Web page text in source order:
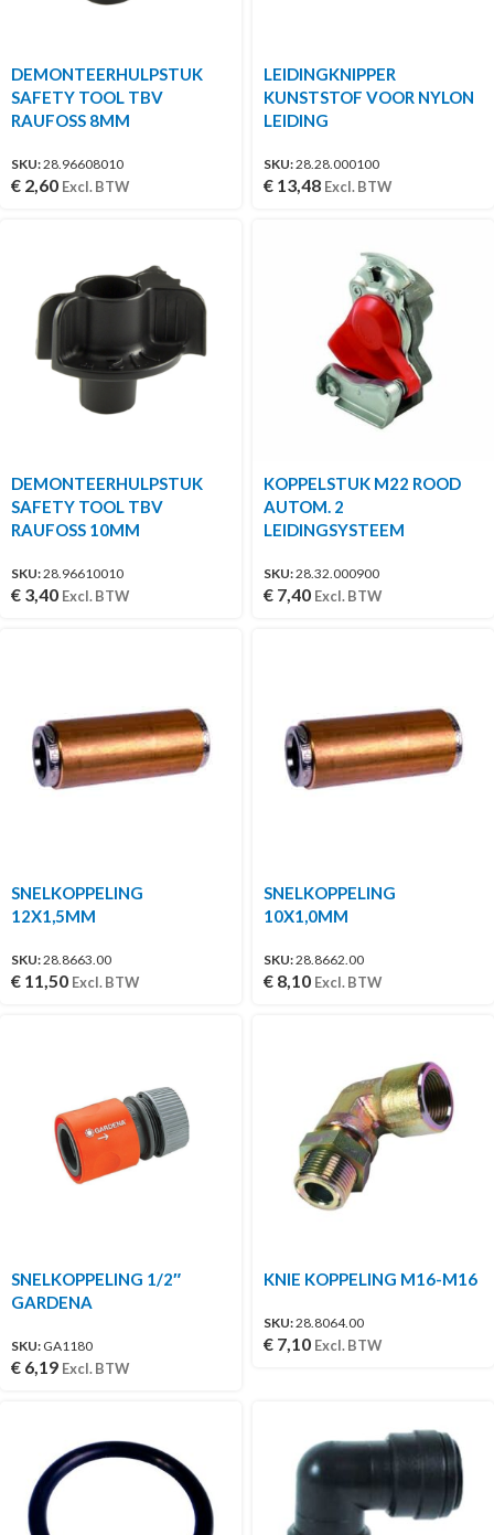
DEMONTEERHULPSTUK
SAFETY TOOL TBV
RAUFOSS 8MM
SKU:28.96608010
€ 2,60 Excl. BTW
LEIDINGKNIPPER
KUNSTSTOF VOOR NYLON
LEIDING
SKU:28.28.000100
€ 13,48 Excl. BTW
DEMONTEERHULPSTUK
SAFETY TOOL TBV
RAUFOSS 10MM
SKU:28.96610010
€ 3,40 Excl. BTW
KOPPELSTUK M22 ROOD
AUTOM. 2
LEIDINGSYSTEEM
SKU:28.32.000900
€ 7,40 Excl. BTW
SNELKOPPELING
12X1,5MM
SKU:28.8663.00
€ 11,50 Excl. BTW
SNELKOPPELING
10X1,0MM
SKU:28.8662.00
€ 8,10 Excl. BTW
SNELKOPPELING 1/2″
GARDENA
SKU: GA1180
€ 6,19 Excl. BTW
KNIE KOPPELING M16-M16
SKU:28.8064.00
€ 7,10 Excl. BTW